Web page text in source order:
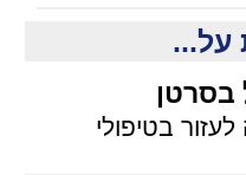
על...
בסרטן
בטיפולי